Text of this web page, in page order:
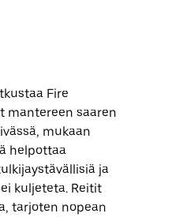
Fire
mantereen saaren
mukaan
helpottaa
ja
kuljeteta. Reitit
tarjoten nopean